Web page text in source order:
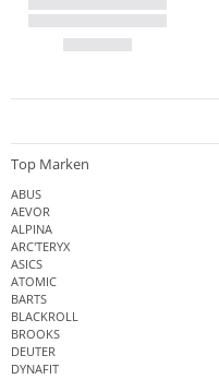
Top Marken
ABUS
AEVOR
ALPINA
ARC'TERYX
ASICS
ATOMIC
BARTS
BLACKROLL
BROOKS
DEUTER
DYNAFIT